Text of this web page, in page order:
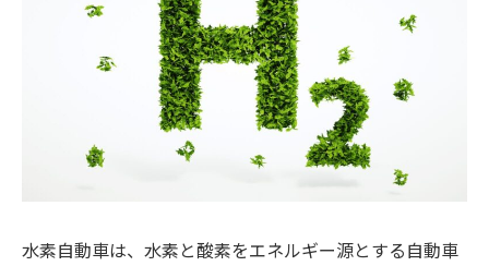
水素自動車は、水素と酸素をエネルギー源とする自動車